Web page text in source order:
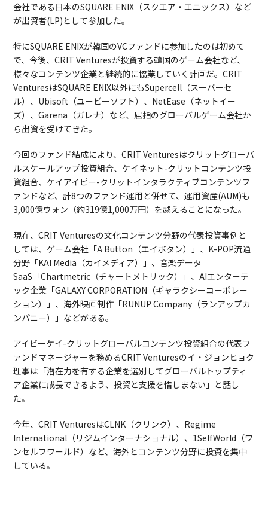
会社である日本のSQUARE ENIX（スクエア・エニックス）など
が出資者(LP)として参加した。
特にSQUARE ENIXが韓国のVCファンドに参加したのは初めて
で、今後、CRIT Venturesが投資する韓国のゲーム会社など、
様々なコンテンツ企業と継続的に協業していく計画だ。CRIT
VenturesはSQUARE ENIX以外にもSupercell（スーパーセ
ル）、Ubisoft（ユービーソフト）、NetEase（ネットイー
ズ）、Garena（ガレナ）など、屈指のグローバルゲーム会社か
ら出資を受けてきた。
今回のファンド結成により、CRIT Venturesはクリットグローバ
ルスケールアップ投資組合、ケイネット-クリットコンテンツ投
資組合、ケイアイピー-クリットインタラクティブコンテンツフ
ァンドなど、計8つのファンド運用と併せて、運用資産(AUM)も
3,000億ウォン（約319億1,000万円）を越えることになった。
現在、CRIT Venturesの文化コンテンツ分野の代表投資事例と
しては、ゲーム会社「A Button（エイボタン）」、K-POP流通
分野「KAI Media（カイメディア）」、音楽データ
SaaS「Chartmetric（チャートメトリック）」、AIエンターテ
ック企業「GALAXY CORPORATION（ギャラクシーコーポレー
ション）」、海外映画制作「RUNUP Company（ランアップカ
ンパニー）」などがある。
アイビーケイ-クリットグローバルコンテンツ投資組合の代表フ
ァンドマネージャーを務めるCRIT Venturesのイ・ジョンヒョク
理事は「潜在力を有する企業を選別してグローバルトップティ
ア企業に成長できるよう、投資と支援を惜しまない」と話し
た。
今年、CRIT VenturesはCLNK（クリンク）、Regime
International（リジムインターナショナル）、1SelfWorld（ワ
ンセルフワールド）など、海外とコンテンツ分野に投資を集中
している。